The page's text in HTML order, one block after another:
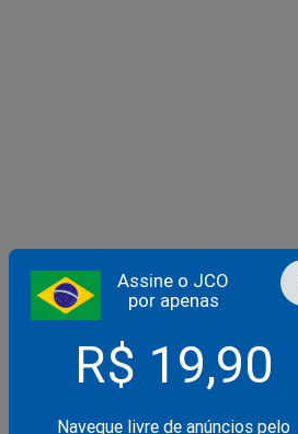
Assine o JCO
por apenas
R$ 19,90
Navegue livre de anúncios pelo